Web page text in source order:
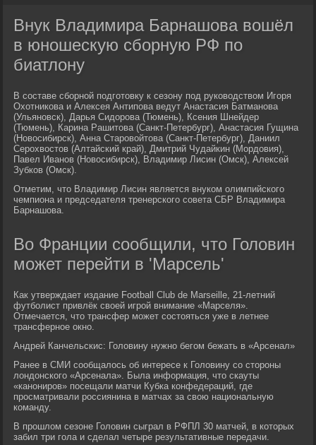
Внук Владимира Барнашова вошёл
в юношескую сборную РФ по
биатлону
В составе сборной подготовку к сезону под руководством Игоря
Охотникова и Алексея Антипова ведут Анастасия Батманова
(Ульяновск), Дарья Сидорова (Тюмень), Ксения Шнейдер
(Тюмень), Карина Рашитова (Санкт-Петербург), Анастасия Гущина
(Новосибирск), Анна Старовойтова (Санкт-Петербург), Даниил
Серохвостов (Алтайский край), Дмитрий Чудайкин (Мордовия),
Павел Иванов (Новосибирск), Владимир Лисин (Омск), Алексей
Зубков (Омск).
Отметим, что Владимир Лисин является внуком олимпийского
чемпиона и председателя тренерского совета СБР Владимира
Барнашова.
Во Франции сообщили, что Головин
может перейти в 'Марсель'
Как утверждает издание Football Club de Marseille, 21-летний
футболист привлёк своей игрой внимание «Марселя».
Отмечается, что трансфер может состояться уже в летнее
трансферное окно.
Андрей Канчельскис: Головину нужно бегом бежать в «Арсенал»
Ранее в СМИ сообщалось об интересе к Головину со стороны
лондонского «Арсенала». Была информация, что скауты
«канониров» посещали матчи Кубка конфедераций, где
просматривали россиянина в матчах за свою национальную
команду.
В прошлом сезоне Головин сыграл в РФПЛ 30 матчей, в которых
забил три гола и сделал четыре результативные передачи.